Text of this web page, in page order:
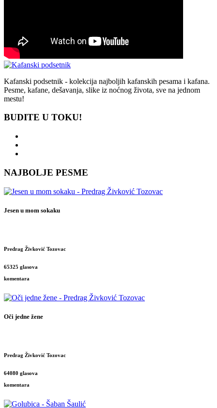
Kafanski podsetnik - kolekcija najboljih kafanskih pesama i kafana.
Pesme, kafane, dešavanja, slike iz noćnog života, sve na jednom
mestu!
BUDITE U TOKU!
NAJBOLJE PESME
Jesen u mom sokaku
Predrag Živković Tozovac
65325 glasova
komentara
Oči jedne žene
Predrag Živković Tozovac
64080 glasova
komentara